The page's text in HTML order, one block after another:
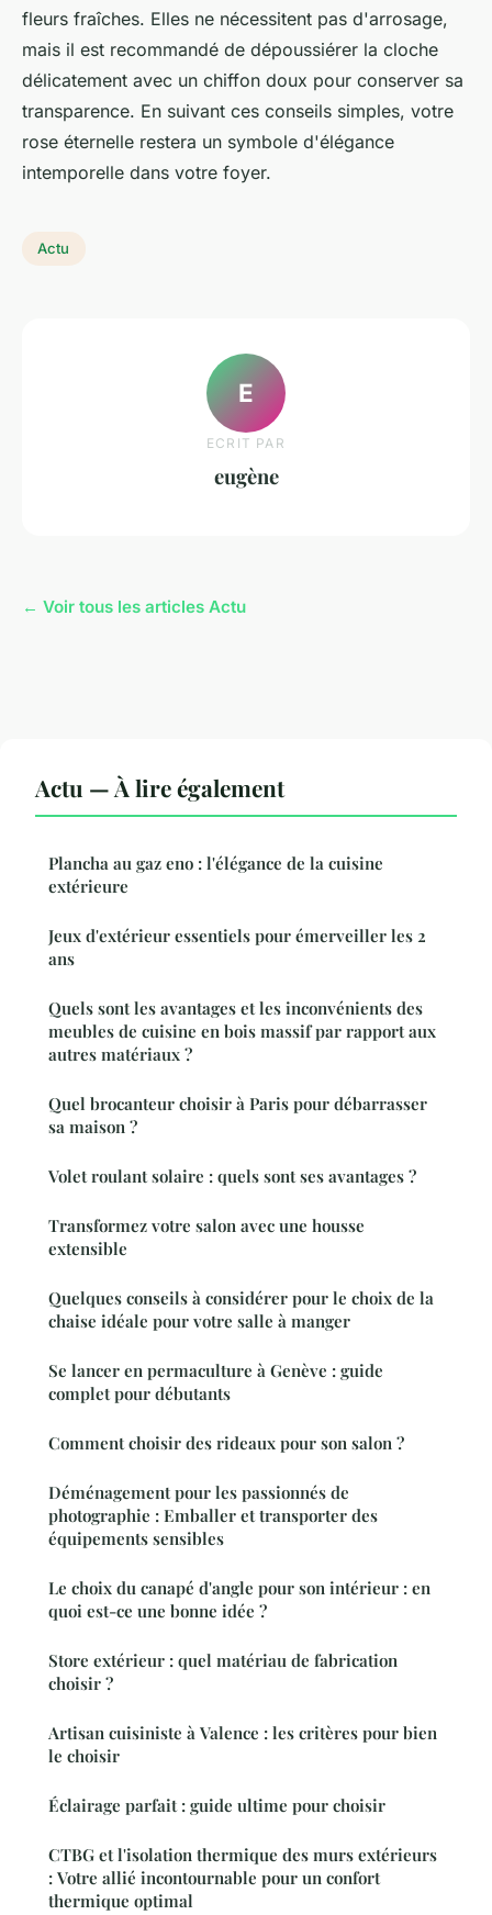
fleurs fraîches. Elles ne nécessitent pas d'arrosage,
mais il est recommandé de dépoussiérer la cloche
délicatement avec un chiffon doux pour conserver sa
transparence. En suivant ces conseils simples, votre
rose éternelle restera un symbole d'élégance
intemporelle dans votre foyer.
Actu
E
ECRIT PAR
eugène
← Voir tous les articles Actu
Actu — À lire également
Plancha au gaz eno : l'élégance de la cuisine
extérieure
Jeux d'extérieur essentiels pour émerveiller les 2
ans
Quels sont les avantages et les inconvénients des
meubles de cuisine en bois massif par rapport aux
autres matériaux ?
Quel brocanteur choisir à Paris pour débarrasser
sa maison ?
Volet roulant solaire : quels sont ses avantages ?
Transformez votre salon avec une housse
extensible
Quelques conseils à considérer pour le choix de la
chaise idéale pour votre salle à manger
Se lancer en permaculture à Genève : guide
complet pour débutants
Comment choisir des rideaux pour son salon ?
Déménagement pour les passionnés de
photographie : Emballer et transporter des
équipements sensibles
Le choix du canapé d'angle pour son intérieur : en
quoi est-ce une bonne idée ?
Store extérieur : quel matériau de fabrication
choisir ?
Artisan cuisiniste à Valence : les critères pour bien
le choisir
Éclairage parfait : guide ultime pour choisir
CTBG et l'isolation thermique des murs extérieurs
: Votre allié incontournable pour un confort
thermique optimal